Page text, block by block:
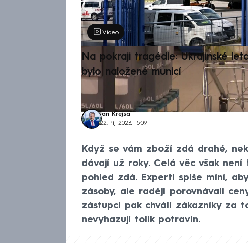
Video
Na pokraji tragédie: Ukrajinské
bylo naložené municí
Jan Krejsa
22. říj 2023, 15:09
Když se vám zboží zdá drahé,
dávají už roky. Celá věc však
pohled zdá. Experti spíše míní,
zásoby, ale raději porovnávali
zástupci pak chválí zákazníky za
nevyhazují tolik potravin.